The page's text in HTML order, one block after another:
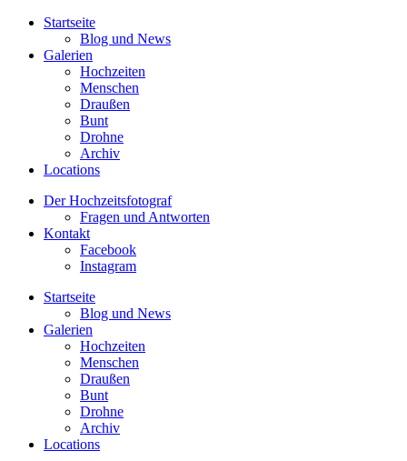
Startseite
Blog und News
Galerien
Hochzeiten
Menschen
Draußen
Bunt
Drohne
Archiv
Locations
Der Hochzeitsfotograf
Fragen und Antworten
Kontakt
Facebook
Instagram
Startseite
Blog und News
Galerien
Hochzeiten
Menschen
Draußen
Bunt
Drohne
Archiv
Locations